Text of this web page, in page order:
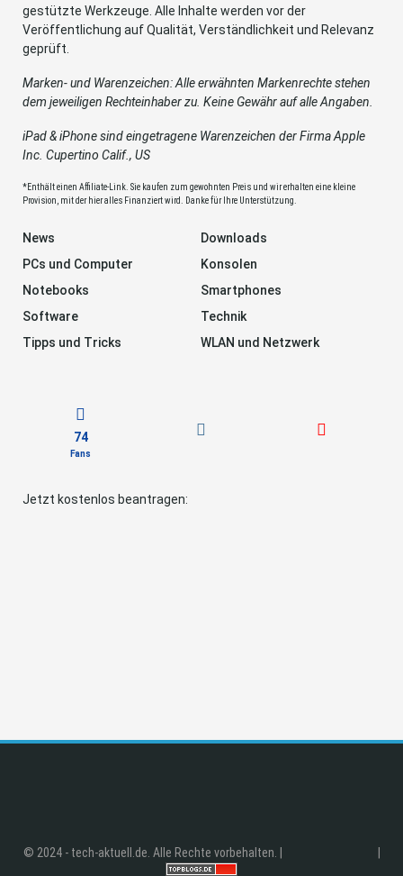
gestützte Werkzeuge. Alle Inhalte werden vor der
Veröffentlichung auf Qualität, Verständlichkeit und Relevanz
geprüft.
Marken- und Warenzeichen: Alle erwähnten Markenrechte stehen
dem jeweiligen Rechteinhaber zu. Keine Gewähr auf alle Angaben.
iPad & iPhone sind eingetragene Warenzeichen der Firma Apple
Inc. Cupertino Calif., US
*Enthält einen Affiliate-Link. Sie kaufen zum gewohnten Preis und wir erhalten eine kleine
Provision, mit der hier alles Finanziert wird. Danke für Ihre Unterstützung.
News
Downloads
PCs und Computer
Konsolen
Notebooks
Smartphones
Software
Technik
Tipps und Tricks
WLAN und Netzwerk
74
Fans
Jetzt kostenlos beantragen:
© 2024 - tech-aktuell.de. Alle Rechte vorbehalten. |